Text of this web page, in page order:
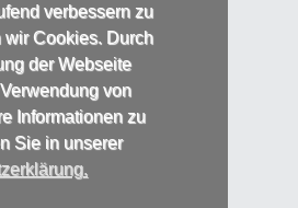
verbessern zu
wir Cookies. Durch
der Webseite
von
Informationen zu
Sie in unserer